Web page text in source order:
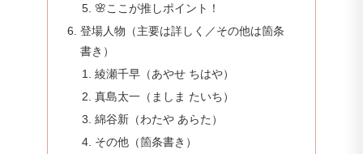
🌸ここが推しポイント！
登場人物（主要は詳しく／その他は箇条
書き）
綾瀬千早（あやせ ちはや）
真島太一（ましま たいち）
綿谷新（わたや あらた）
その他（箇条書き）